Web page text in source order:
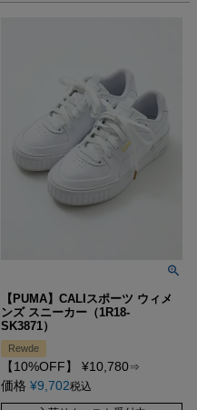
【PUMA】CALIスポーツ ウィメ
ンズ スニーカー（1R18-
SK3871）
Rewde
【10%OFF】 ¥10,780⇒
価格 ¥9,702税込